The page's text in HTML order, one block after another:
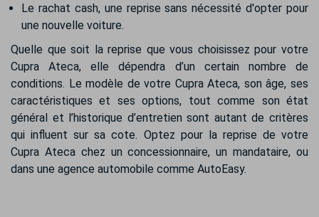
Le rachat cash, une reprise sans nécessité d'opter pour
une nouvelle voiture.
Quelle que soit la reprise que vous choisissez pour votre
Cupra Ateca, elle dépendra d’un certain nombre de
conditions. Le modèle de votre Cupra Ateca, son âge, ses
caractéristiques et ses options, tout comme son état
général et l’historique d’entretien sont autant de critères
qui influent sur sa cote. Optez pour la reprise de votre
Cupra Ateca chez un concessionnaire, un mandataire, ou
dans une agence automobile comme AutoEasy.